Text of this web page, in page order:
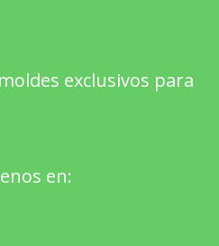
exclusivos para
en: